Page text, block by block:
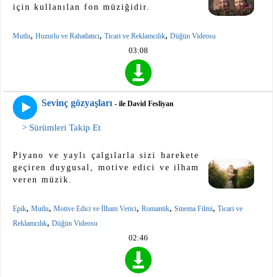
için kullanılan fon müziğidir.
Mutlu, Huzurlu ve Rahatlatıcı, Ticari ve Reklamcılık, Düğün Videosu
03:08
Sevinç gözyaşları - ile David Fesliyan
> Sürümleri Takip Et
Piyano ve yaylı çalgılarla sizi harekete
geçiren duygusal, motive edici ve ilham
veren müzik.
Epik, Mutlu, Motive Edici ve İlham Verici, Romantik, Sinema Filmi, Ticari ve
Reklamcılık, Düğün Videosu
02:46